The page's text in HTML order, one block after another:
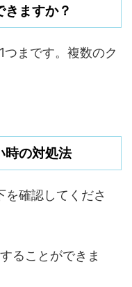
きますか？
まです。複数のク
時の対処法
を確認してくださ
ることができま